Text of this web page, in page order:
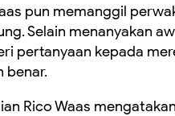
pun memanggil
Selain menanyakan
pertanyaan kepada
benar.
Rico Waas